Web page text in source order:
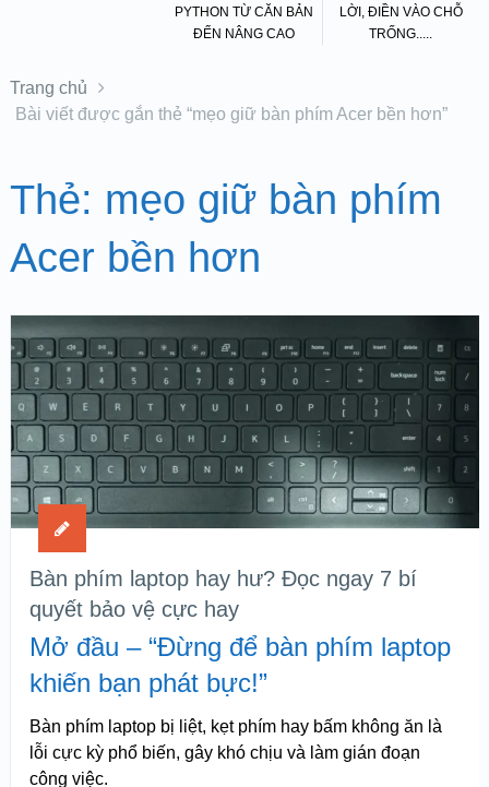
PYTHON TỪ CĂN BẢN
ĐẾN NÂNG CAO
LỜI, ĐIỀN VÀO CHỖ
TRỐNG.....
Trang chủ
Bài viết được gắn thẻ “mẹo giữ bàn phím Acer bền hơn”
Thẻ: mẹo giữ bàn phím
Acer bền hơn
Bàn phím laptop hay hư? Đọc ngay 7 bí
quyết bảo vệ cực hay
Mở đầu – “Đừng để bàn phím laptop
khiến bạn phát bực!”
Bàn phím laptop bị liệt, kẹt phím hay bấm không ăn là
lỗi cực kỳ phổ biến, gây khó chịu và làm gián đoạn
công việc.